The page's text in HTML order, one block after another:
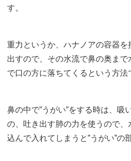
す。
重力というか、ハナノアの容器
出すので、その水流で鼻の奥ま
で口の方に落ちてくるという方法
鼻の中で”うがい”をする時は、吸
の、吐き出す肺の力を使うので
込んで入れてしまうと”うがい”の